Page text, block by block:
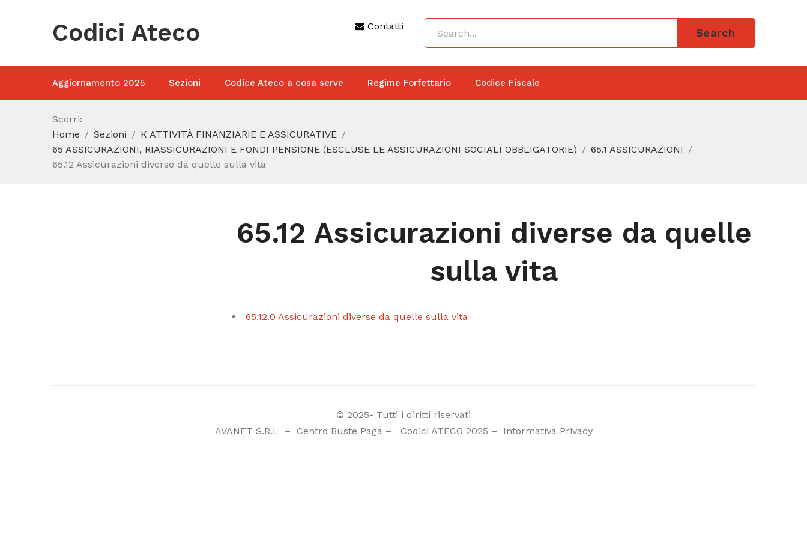
Codici Ateco Contatti
Search
Aggiornamento 2025 Sezioni Codice Ateco a cosa serve Regime Forfettario Codice Fiscale
Scorri:
Home
Sezioni
K ATTIVITÀ FINANZIARIE E ASSICURATIVE
65 ASSICURAZIONI, RIASSICURAZIONI E FONDI PENSIONE (ESCLUSE LE ASSICURAZIONI SOCIALI OBBLIGATORIE)
65.1 ASSICURAZIONI
65.12 Assicurazioni diverse da quelle sulla vita
65.12 Assicurazioni diverse da quelle
sulla vita
65.12.0 Assicurazioni diverse da quelle sulla vita
© 2025- Tutti i diritti riservati
AVANET S.R.L
– Centro Buste Paga– Codici ATECO 2025 – Informativa Privacy